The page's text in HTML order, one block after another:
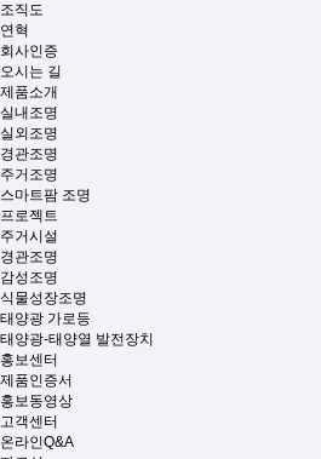
조직도
연혁
회사인증
오시는 길
제품소개
실내조명
실외조명
경관조명
주거조명
스마트팜 조명
프로젝트
주거시설
경관조명
감성조명
식물성장조명
태양광 가로등
태양광-태양열 발전장치
홍보센터
제품인증서
홍보동영상
고객센터
온라인Q&A